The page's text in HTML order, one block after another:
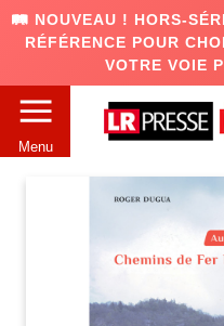
🛤️ NOUVEAU ! HORS-
RÉFÉRENCE POUR
VOTRE VOIE
Menu